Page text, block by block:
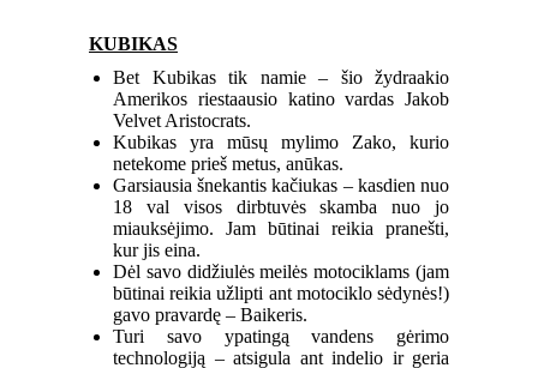
KUBIKAS
Bet Kubikas tik namie – šio žydraakio
Amerikos riestaausio katino vardas Jakob
Velvet Aristocrats.
Kubikas yra mūsų mylimo Zako, kurio
netekome prieš metus, anūkas.
Garsiausia šnekantis kačiukas – kasdien nuo
18 val visos dirbtuvės skamba nuo jo
miauksėjimo. Jam būtinai reikia pranešti,
kur jis eina.
Dėl savo didžiulės meilės motociklams (jam
būtinai reikia užlipti ant motociklo sėdynės!)
gavo pravardę – Baikeris.
Turi savo ypatingą vandens gėrimo
technologiją – atsigula ant indelio ir geria